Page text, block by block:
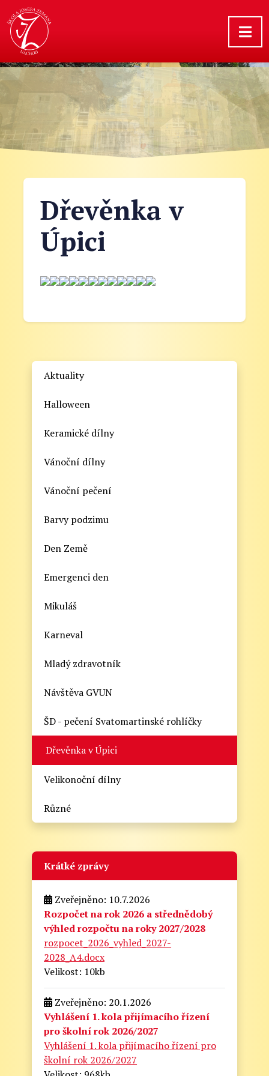
Dřevěnka v
Úpici
Aktuality
Halloween
Keramické dílny
Vánoční dílny
Vánoční pečení
Barvy podzimu
Den Země
Emergenci den
Mikuláš
Karneval
Mladý zdravotník
Návštěva GVUN
ŠD - pečení Svatomartinské rohlíčky
Dřevěnka v Úpici
Velikonoční dílny
Různé
Krátké zprávy
Zveřejněno: 10.7.2026
Rozpočet na rok 2026 a střednědobý
výhled rozpočtu na roky 2027/2028
rozpocet_2026_vyhled_2027-
2028_A4.docx
Velikost: 10kb
Zveřejněno: 20.1.2026
Vyhlášení 1. kola přijímacího řízení
pro školní rok 2026/2027
Vyhlášení 1. kola přijímacího řízení pro
školní rok 2026/2027